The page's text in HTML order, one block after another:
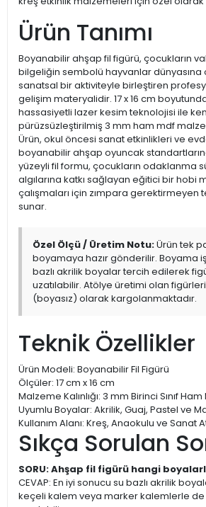
Ürün Tanımı
Boyanabilir ahşap fil figürü, çocukların
bilgeliğin sembolü hayvanlar dünyasına
sanatsal bir aktiviteyle birleştiren
gelişim materyalidir. 17 x 16 cm
hassasiyetli lazer kesim teknolojisi ile
pürüzsüzleştirilmiş 3 mm ham mdf
Ürün, okul öncesi sanat etkinlikleri ve
boyanabilir ahşap oyuncak
yüzeyli fil formu, çocukların odaklanma
algılarına katkı sağlayan eğitici bir hobi
çalışmaları için zımpara gerektirmeyen
sunar.
Özel Ölçü / Üretim Notu:Ürün tek
boyamaya hazır gönderilir. Boyama
bazlı akrilik boyalar tercih edilerek
uzatılabilir. Atölye üretimi olan
(boyasız) olarak kargolanmaktadır.
Teknik Özellikler
Ürün Modeli: Boyanabilir Fil Figürü
Ölçüler: 17 cm x 16 cm
Malzeme Kalınlığı: 3 mm Birinci Sınıf Ham
Uyumlu Boyalar: Akrilik, Guaj, Pastel ve
Kullanım Alanı: Kreş, Anaokulu ve Sanat
Sıkça Sorulan
SORU: Ahşap fil figürü hangi
CEVAP: En iyi sonucu su bazlı akrilik
keçeli kalem veya marker kalemlerle